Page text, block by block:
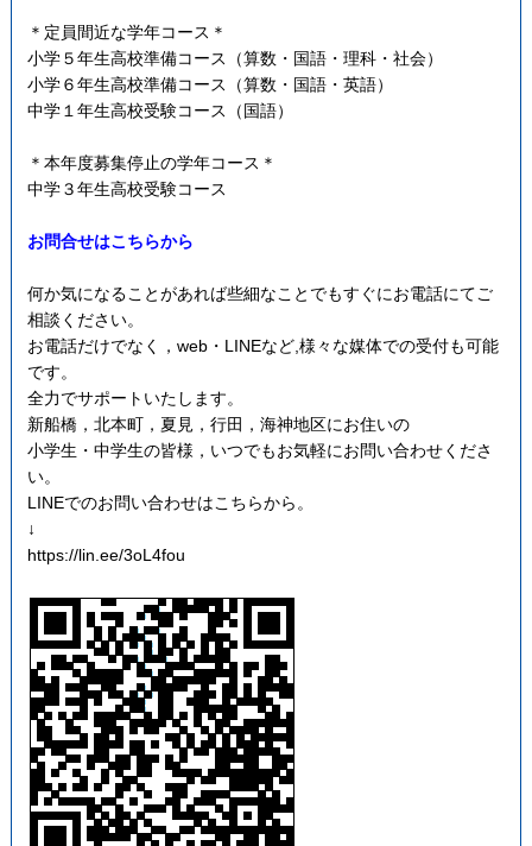
＊定員間近な学年コース＊
小学５年生高校準備コース（算数・国語・理科・社会）
小学６年生高校準備コース（算数・国語・英語）
中学１年生高校受験コース（国語）
＊本年度募集停止の学年コース＊
中学３年生高校受験コース
お問合せはこちらから
何か気になることがあれば些細なことでもすぐにお電話にてご
相談ください。
お電話だけでなく，web・LINEなど,様々な媒体での受付も可能
です。
全力でサポートいたします。
新船橋，北本町，夏見，行田，海神地区にお住いの
小学生・中学生の皆様，いつでもお気軽にお問い合わせくださ
い。
LINEでのお問い合わせはこちらから。
↓
https://lin.ee/3oL4fou